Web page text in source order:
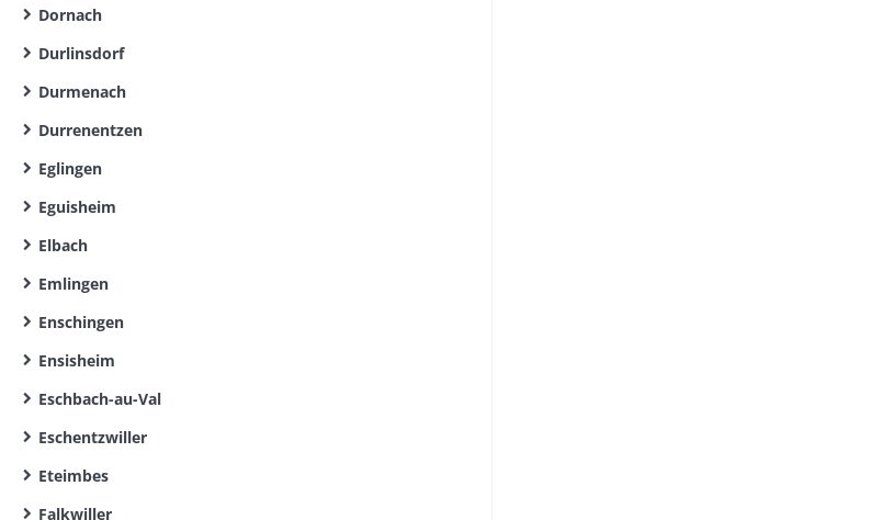
Dornach
Durlinsdorf
Durmenach
Durrenentzen
Eglingen
Eguisheim
Elbach
Emlingen
Enschingen
Ensisheim
Eschbach-au-Val
Eschentzwiller
Eteimbes
Falkwiller